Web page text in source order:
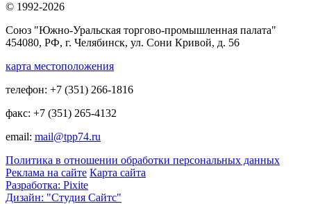
© 1992-2026
Союз "Южно-Уральская торгово-промышленная палата"
454080, РФ, г. Челябинск, ул. Сони Кривой, д. 56
карта местоположения
телефон: +7 (351) 266-1816
факс: +7 (351) 265-4132
email: mail@tpp74.ru
Политика в отношении обработки персональных данных
Реклама на сайте Карта сайта
Разработка: Pixite
Дизайн: "Студия Сайтс"